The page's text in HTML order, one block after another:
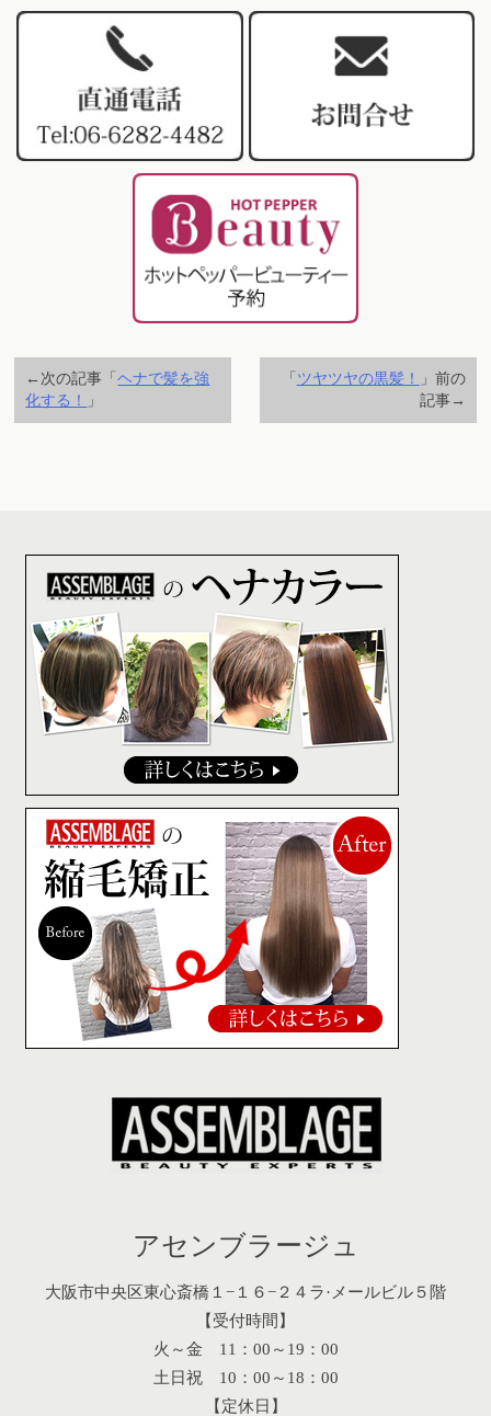
「 ツヤツヤの黒髪！
」前の
記事→
←次の記事「ヘナで髪を強
化する！
」
アセンブラージュ
大阪市中央区東心斎橋１−１６−２４ラ·メールビル５階
【受付時間】
火～金 11：00～19：00
土日祝 10：00～18：00
【定休日】